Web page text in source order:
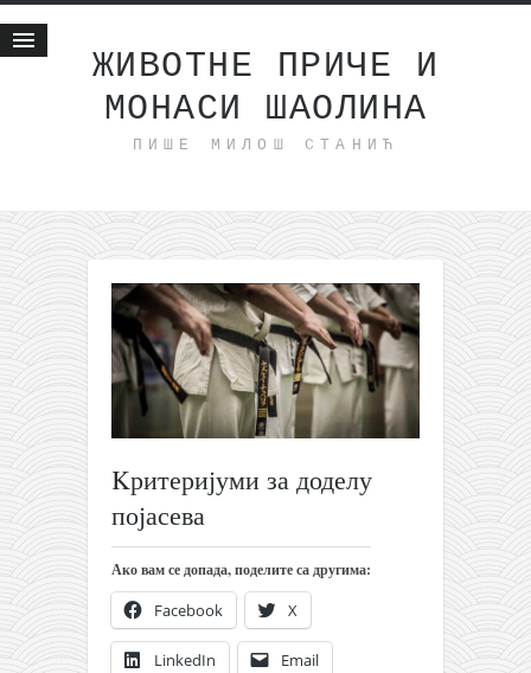
ЖИВОТНЕ ПРИЧЕ И
МОНАСИ ШАОЛИНА
ПИШЕ МИЛОШ СТАНИЋ
Животне приче
интернет пословање
исхраном до здравља
мој хаику
моменти и места
бонус садржај
светлопис
духовни отац
православље
забрањена историја
ћирилица
породичне приче
Kритеријуми за доделу
појасева
Ако вам се допада, поделите са другима:
Facebook X
LinkedIn Email